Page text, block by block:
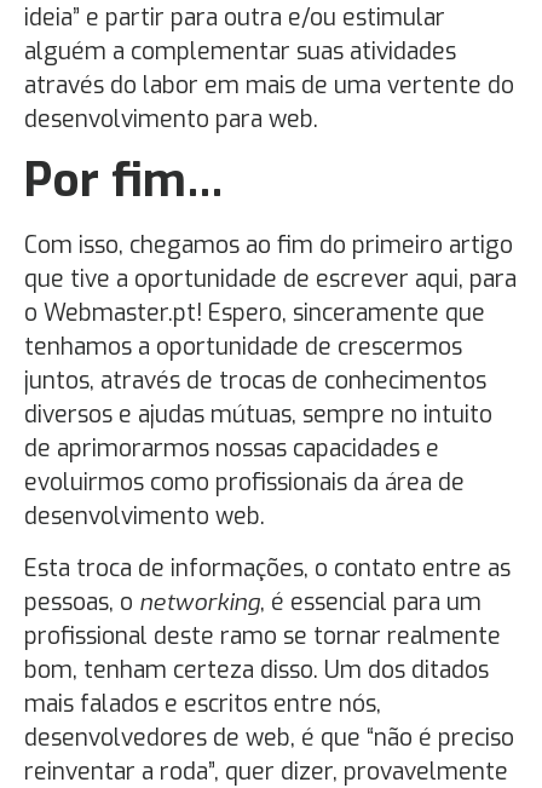
ideia” e partir para outra e/ou estimular
alguém a complementar suas atividades
através do labor em mais de uma vertente do
desenvolvimento para web.
Por fim…
Com isso, chegamos ao fim do primeiro artigo
que tive a oportunidade de escrever aqui, para
o Webmaster.pt! Espero, sinceramente que
tenhamos a oportunidade de crescermos
juntos, através de trocas de conhecimentos
diversos e ajudas mútuas, sempre no intuito
de aprimorarmos nossas capacidades e
evoluirmos como profissionais da área de
desenvolvimento web.
Esta troca de informações, o contato entre as
pessoas, o networking, é essencial para um
profissional deste ramo se tornar realmente
bom, tenham certeza disso. Um dos ditados
mais falados e escritos entre nós,
desenvolvedores de web, é que “não é preciso
reinventar a roda”, quer dizer, provavelmente